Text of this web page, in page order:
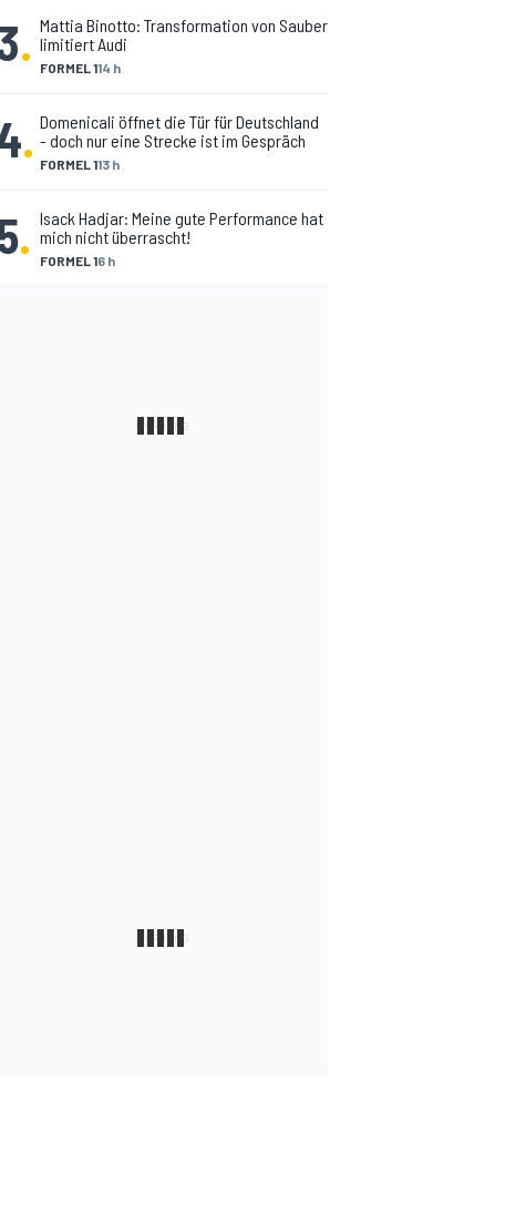
. FORMEL 114 h
Mattia Binotto: Transformation von Sauber
limitiert Audi
. FORMEL 113 h
Domenicali öffnet die Tür für Deutschland
- doch nur eine Strecke ist im Gespräch
. FORMEL 16 h
Isack Hadjar: Meine gute Performance hat
mich nicht überrascht!